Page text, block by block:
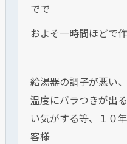
でで
およそ一時間ほどで
給湯器の調子が悪い
温度にバラつきが出
い気がする等、１０
客様